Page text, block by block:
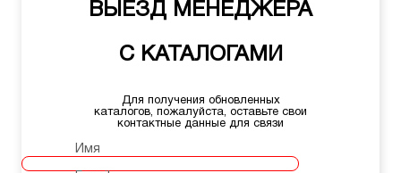
ВЫЕЗД МЕНЕДЖЕРА
С КАТАЛОГАМИ
Для получения обновленных
каталогов, пожалуйста, оставьте свои
контактные данные для связи
Имя